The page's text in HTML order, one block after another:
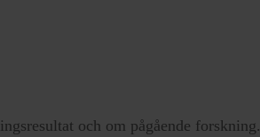
och om pågående forskning.